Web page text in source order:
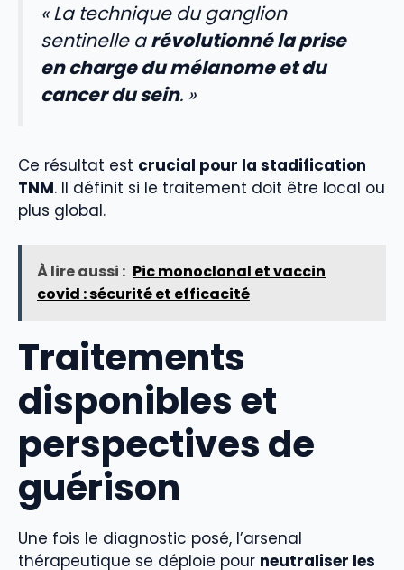
« La technique du ganglion
sentinelle arévolutionné la prise
en charge du mélanome et du
cancer du sein. »
Ce résultat est crucial pour la stadification
TNM. Il définit si le traitement doit être local ou
plus global.
À lire aussi : Pic monoclonal et vaccin
covid : sécurité et efficacité
Traitements
disponibles et
perspectives de
guérison
Une fois le diagnostic posé, l’arsenal
thérapeutique se déploie pour neutraliser les